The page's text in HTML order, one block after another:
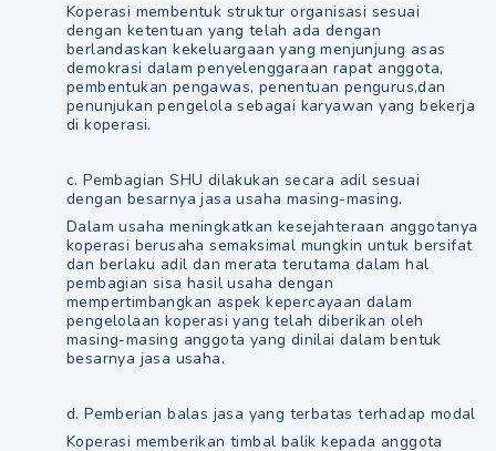
Koperasi membentuk struktur organisasi sesuai
dengan ketentuan yang telah ada dengan
berlandaskan kekeluargaan yang menjunjung asas
demokrasi dalam penyelenggaraan rapat anggota,
pembentukan pengawas, penentuan pengurus,dan
penunjukan pengelola sebagai karyawan yang bekerja
di koperasi.
c. Pembagian SHU dilakukan secara adil sesuai
dengan besarnya jasa usaha masing-masing.
Dalam usaha meningkatkan kesejahteraan anggotanya
koperasi berusaha semaksimal mungkin untuk bersifat
dan berlaku adil dan merata terutama dalam hal
pembagian sisa hasil usaha dengan
mempertimbangkan aspek kepercayaan dalam
pengelolaan koperasi yang telah diberikan oleh
masing-masing anggota yang dinilai dalam bentuk
besarnya jasa usaha.
d. Pemberian balas jasa yang terbatas terhadap modal
Koperasi memberikan timbal balik kepada anggota